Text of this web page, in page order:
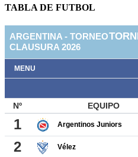
TABLA DE FUTBOL